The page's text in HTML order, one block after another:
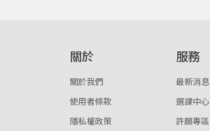
關於
關於我們
使用者條款
隱私權政策
服務
最新消息
選課中心
許願專區